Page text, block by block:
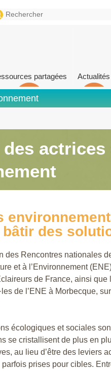
partagées Actualités
actrices
des
des Rencontres nationales
et à l’Environnement
de France, ainsi que
de l’ENE à Morbecque,
écologiques et sociales
se cristallisent de plus en
au lieu d’être des leviers
prises pour cibles.